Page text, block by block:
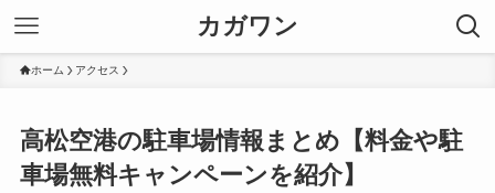
カガワン
ホーム アクセス
高松空港の駐車場情報まとめ【料金や駐
車場無料キャンペーンを紹介】